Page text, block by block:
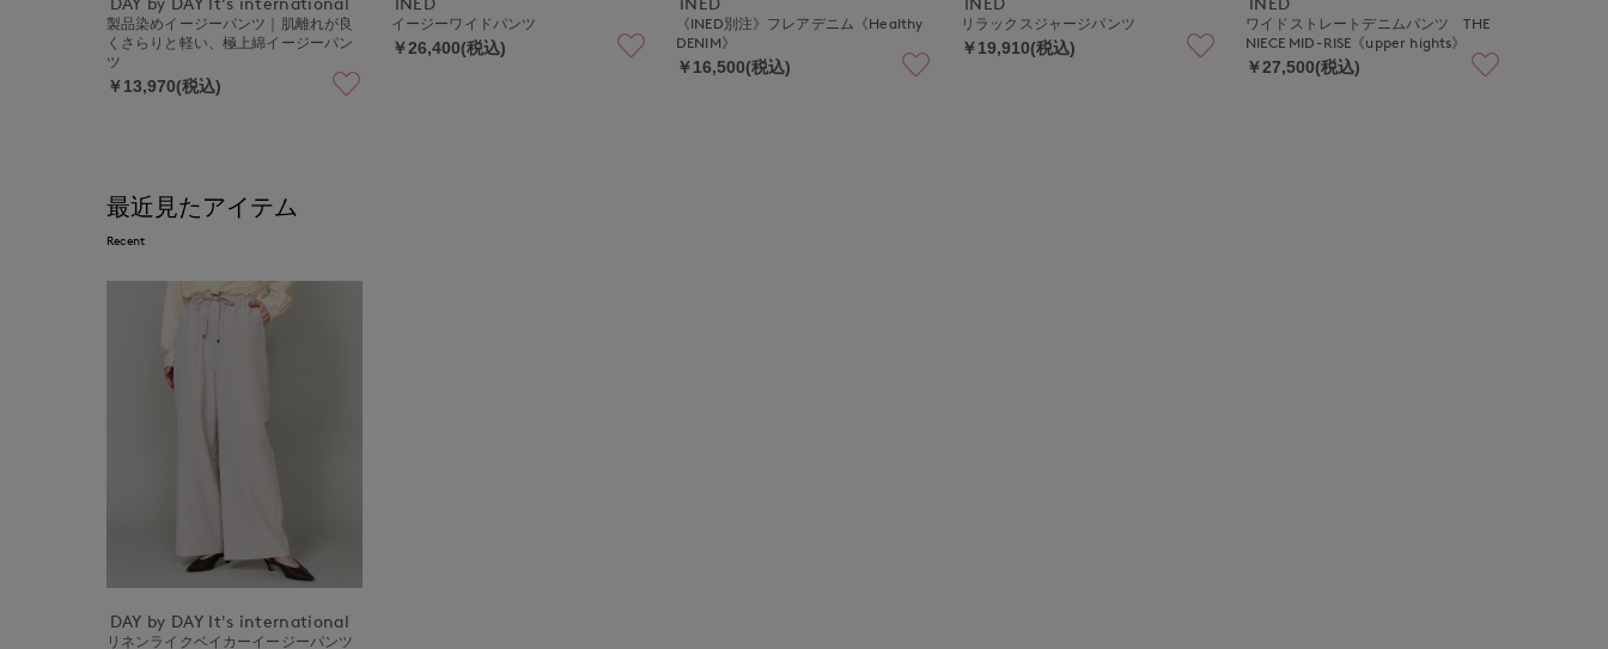
製品染めイージーパンツ｜肌離れが良
くさらりと軽い、極上綿イージーパン
ツ
￥13,970(税込)
イージーワイドパンツ
￥26,400(税込)
《INED別注》フレアデニム《Healthy
DENIM》
￥16,500(税込)
リラックスジャージパンツ
￥19,910(税込)
ワイドストレートデニムパンツ THE
NIECE MID-RISE《upper hights》
￥27,500(税込)
最近見たアイテム
Recent
DAY by DAY It's international
リネンライクベイカーイージーパンツ